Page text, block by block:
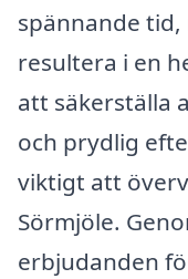
spännande tid,
resultera i en
att säkerställa
och prydlig
viktigt att
Sörmjöle.
erbjudanden